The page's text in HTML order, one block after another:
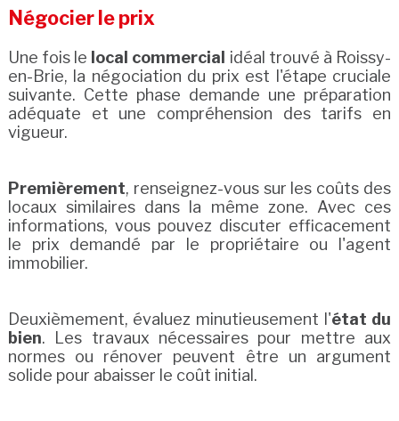
Négocier le prix
Une fois le local commercial idéal trouvé à Roissy-
en-Brie, la négociation du prix est l'étape cruciale
suivante. Cette phase demande une préparation
adéquate et une compréhension des tarifs en
vigueur.
Premièrement, renseignez-vous sur les coûts des
locaux similaires dans la même zone. Avec ces
informations, vous pouvez discuter efficacement
le prix demandé par le propriétaire ou l'agent
immobilier.
Deuxièmement, évaluez minutieusement l'état du
bien. Les travaux nécessaires pour mettre aux
normes ou rénover peuvent être un argument
solide pour abaisser le coût initial.